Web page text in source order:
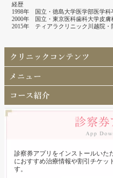
経歴
1998年 国立・徳島大学医学部医学科
2000年 国立・東京医科歯科大学皮膚
2015年 ティアラクリニック川越院・
診察券アプリをインストールいた
におすすめ治療情報や割引チケッ
す。